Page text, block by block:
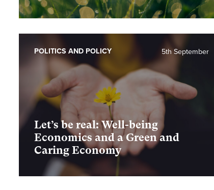
Let’s be real: Well-being
Economics and a Green and
Caring Economy
5th September
POLITICS AND POLICY